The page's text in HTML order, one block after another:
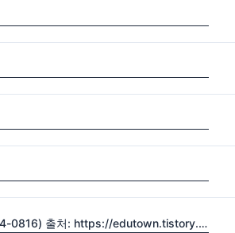
2022 초·중등학교 교육과정 및 특수교육 교육과정 일부개정 고시 (2024-0816) 출처: https://edutown.tistory.com/1594 [초등교육마을2:티스토리]